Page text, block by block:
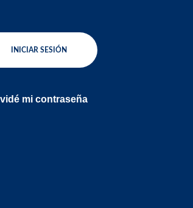
INICIAR SESIÓN
mi contraseña